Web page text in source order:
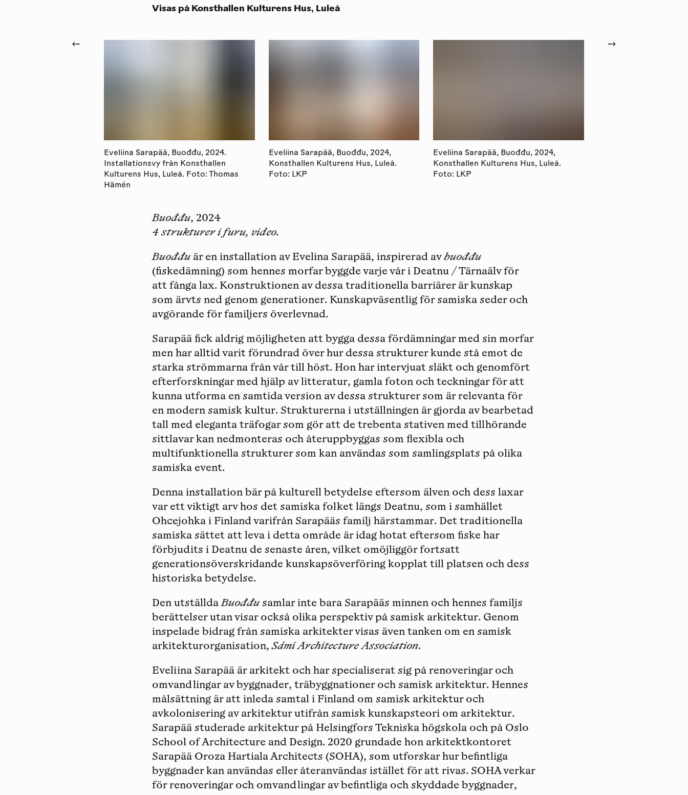
Visas på Konsthallen Kulturens Hus, Luleå
Eveliina Sarapää, Buođđu, 2024.
Installationsvy från Konsthallen
Kulturens Hus, Luleå. Foto: Thomas
Hämén
Eveliina Sarapää, Buođđu, 2024,
Konsthallen Kulturens Hus, Luleå.
Foto: LKP
Eveliina Sarapää, Buođđu, 2024,
Konsthallen Kulturens Hus, Luleå.
Foto: LKP
← →
Buođđu,2024
4 strukturer i furu, video.
Buođđu är en installation av Evelina Sarapää, inspirerad avbuođđu
(fiskedämning) som hennes morfar byggde varje vår i Deatnu / Tärnaälv för
att fånga lax. Konstruktionen av dessa traditionella barriärer är kunskap
som ärvts ned genom generationer. Kunskapväsentlig för samiska seder och
avgörande för familjers överlevnad.
Sarapää fick aldrig möjligheten att bygga dessa fördämningar med sin morfar
men har alltid varit förundrad över hur dessa strukturer kunde stå emot de
starka strömmarna från vår till höst. Hon har intervjuat släkt och genomfört
efterforskningar med hjälp av litteratur, gamla foton och teckningar för att
kunna utforma en samtida version av dessa strukturer som är relevanta för
en modern samisk kultur. Strukturerna i utställningen är gjorda av bearbetad
tall med eleganta träfogar som gör att de trebenta stativen med tillhörande
sittlavar kan nedmonteras och återuppbyggas som flexibla och
multifunktionella strukturer som kan användas som samlingsplats på olika
samiska event.
Denna installation bär på kulturell betydelse eftersom älven och dess laxar
var ett viktigt arv hos det samiska folket längs Deatnu, som i samhället
Ohcejohka i Finland varifrån Sarapääs familj härstammar. Det traditionella
samiska sättet att leva i detta område är idag hotat eftersom fiske har
förbjudits i Deatnu de senaste åren, vilket omöjliggör fortsatt
generationsöverskridande kunskapsöverföring kopplat till platsen och dess
historiska betydelse.
Den utställdaBuođđu samlar inte bara Sarapääs minnen och hennes familjs
berättelser utan visar också olika perspektiv på samisk arkitektur. Genom
inspelade bidrag från samiska arkitekter visas även tanken om en samisk
arkitekturorganisation,Sámi Architecture Association.
Eveliina Sarapää är arkitekt och har specialiserat sig på renoveringar och
omvandlingar av byggnader, träbyggnationer och samisk arkitektur. Hennes
målsättning är att inleda samtal i Finland om samisk arkitektur och
avkolonisering av arkitektur utifrån samisk kunskapsteori om arkitektur.
Sarapää studerade arkitektur på Helsingfors Tekniska högskola och på Oslo
School of Architecture and Design. 2020 grundade hon arkitektkontoret
Sarapää Oroza Hartiala Architects (SOHA), som utforskar hur befintliga
byggnader kan användas eller återanvändas istället för att rivas. SOHA verkar
för renoveringar och omvandlingar av befintliga och skyddade byggnader,